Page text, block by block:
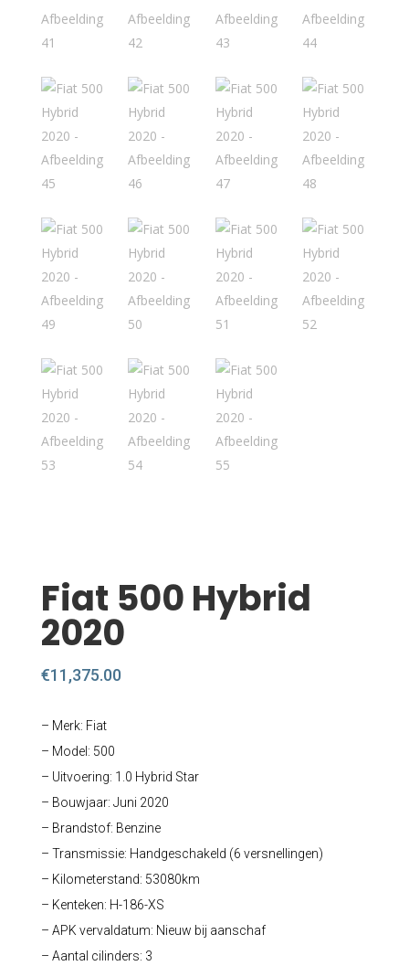
Fiat 500 Hybrid
2020
€11,375.00
– Merk: Fiat
– Model: 500
– Uitvoering: 1.0 Hybrid Star
– Bouwjaar: Juni 2020
– Brandstof: Benzine
– Transmissie: Handgeschakeld (6 versnellingen)
– Kilometerstand: 53080km
– Kenteken: H-186-XS
– APK vervaldatum: Nieuw bij aanschaf
– Aantal cilinders: 3